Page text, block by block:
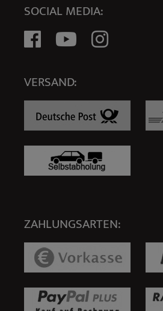
SOCIAL MEDIA:
VERSAND:
ZAHLUNGSARTEN: